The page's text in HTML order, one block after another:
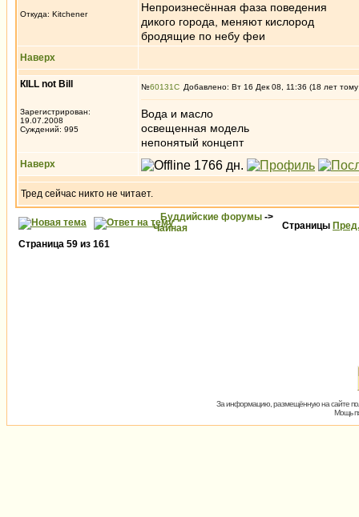
Откуда: Kitchener
Непроизнесённая фаза поведения
дикого города, меняют кислород
бродящие по небу феи
Наверх
КILL not Вill
Зарегистрирован:
19.07.2008
Суждений: 995
№60131 Добавлено: Вт 16 Дек 08, 11:36 (18 лет
Вода и масло
освещенная модель
непонятый концепт
Наверх
Тред сейчас никто не читает.
Буддийские форумы ->
Чайная
Страницы Пред.
Страница 59 из 161
За информацию, размещённую на сайте
Мощь